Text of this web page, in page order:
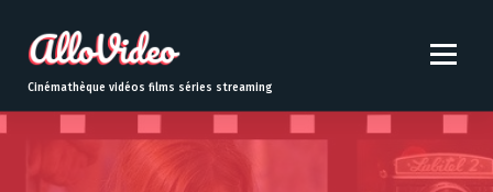
t
o
Cinémathèque vidéos films séries streaming